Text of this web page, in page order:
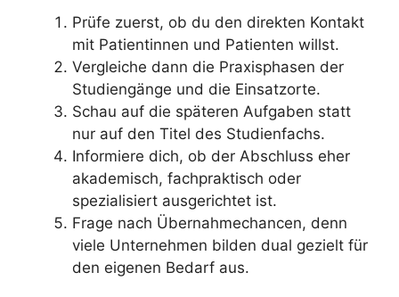
Prüfe zuerst, ob du den direkten Kontakt
mit Patientinnen und Patienten willst.
Vergleiche dann die Praxisphasen der
Studiengänge und die Einsatzorte.
Schau auf die späteren Aufgaben statt
nur auf den Titel des Studienfachs.
Informiere dich, ob der Abschluss eher
akademisch, fachpraktisch oder
spezialisiert ausgerichtet ist.
Frage nach Übernahmechancen, denn
viele Unternehmen bilden dual gezielt für
den eigenen Bedarf aus.